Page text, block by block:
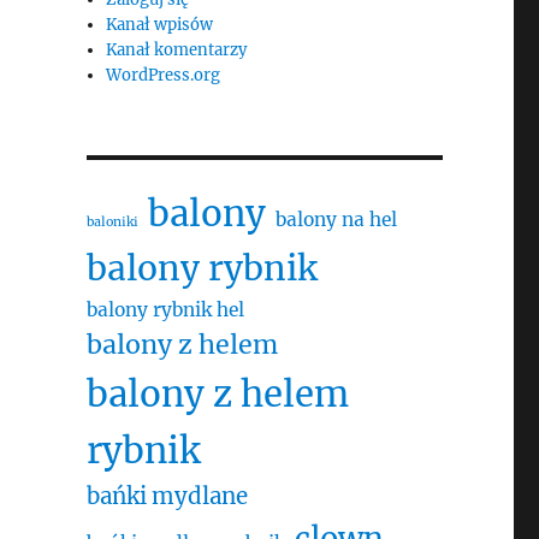
Kanał wpisów
Kanał komentarzy
WordPress.org
baloniki balony balony na hel
balony rybnik
balony rybnik hel
balony z helem
balony z helem
rybnik
bańki mydlane